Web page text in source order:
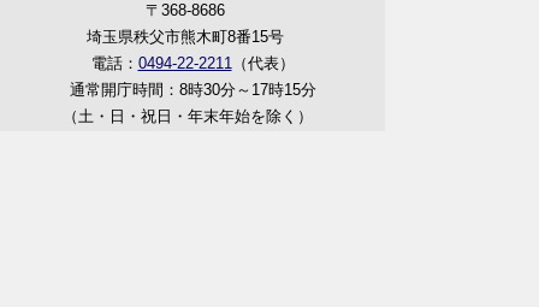
〒368-8686
埼玉県秩父市熊木町8番15号
電話： 0494-22-2211（代表）
通常開庁時間：8時30分～17時15分
（土・日・祝日・年末年始を除く）